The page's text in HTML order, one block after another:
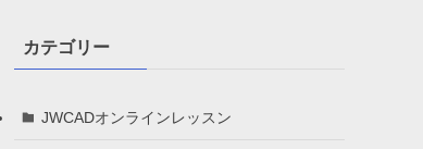
カテゴリー
JWCADオンラインレッスン